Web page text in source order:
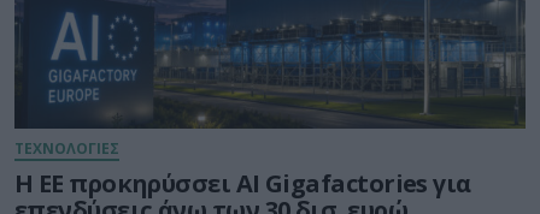
ΤΕΧΝΟΛΟΓΙΕΣ
Η ΕΕ προκηρύσσει AI Gigafactories για